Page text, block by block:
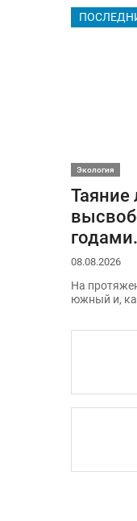
Экология
Таяние
08.08.2026
На
южный и,